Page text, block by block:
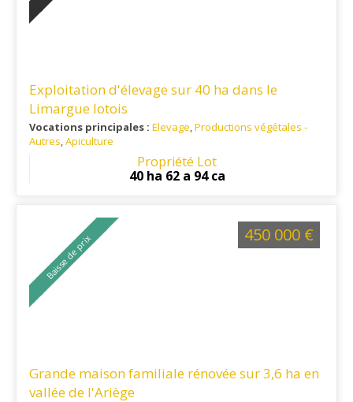
Exploitation d'élevage sur 40 ha dans le
Limargue lotois
Vocations principales : Elevage,Productions végétales -
Autres,Apiculture
: Triangle Figeac /St Céré/Livernon
Propriété Lot
40 ha 62 a 94 ca
Baisse de prix
Grande maison familiale rénovée sur 3,6 ha en
vallée de l'Ariège
450 000 €